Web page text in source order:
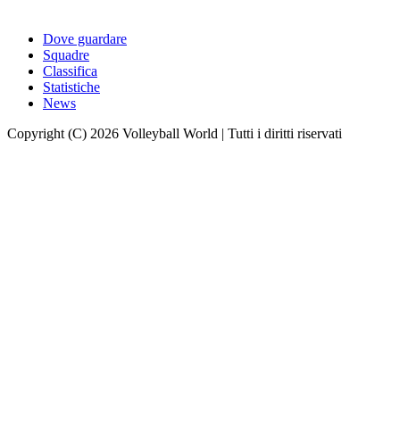
Dove guardare
Squadre
Classifica
Statistiche
News
Copyright (C) 2026 Volleyball World | Tutti i diritti riservati